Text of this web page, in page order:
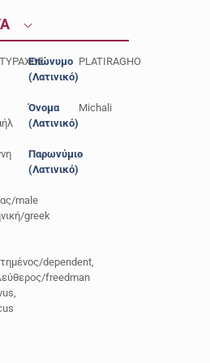
male
greek
dependent,
freedman
Επώνυμο
(Λατινικό)
PLATIRAGHO
Όνομα
(Λατινικό)
Michali
Παρωνύμιο
(Λατινικό)
-